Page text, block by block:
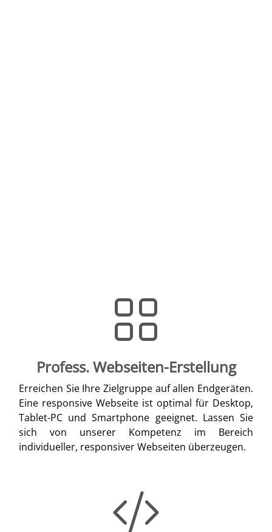
Profess. Webseiten-Erstellung
Erreichen Sie Ihre Zielgruppe auf allen Endgeräten.
Eine responsive Webseite ist optimal für Desktop,
Tablet-PC und Smartphone geeignet. Lassen Sie
sich von unserer Kompetenz im Bereich
individueller, responsiver Webseiten überzeugen.